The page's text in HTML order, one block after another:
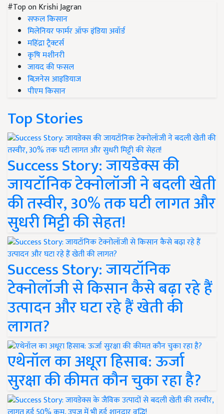
#Top on Krishi Jagran
सफल किसान
मिलेनियर फार्मर ऑफ इंडिया अवॉर्ड
महिंद्रा ट्रैक्टर्स
कृषि मशीनरी
जायद की फसल
बिज़नेस आइडियाज
पीएम किसान
Top Stories
Success Story: जायडेक्स की
जायटॉनिक टेक्नोलॉजी ने बदली खेती
की तस्वीर, 30% तक घटी लागत और
सुधरी मिट्टी की सेहत!
Success Story: जायटॉनिक
टेक्नोलॉजी से किसान कैसे बढ़ा रहे हैं
उत्पादन और घटा रहे हैं खेती की
लागत?
एथेनॉल का अधूरा हिसाब: ऊर्जा
सुरक्षा की कीमत कौन चुका रहा है?